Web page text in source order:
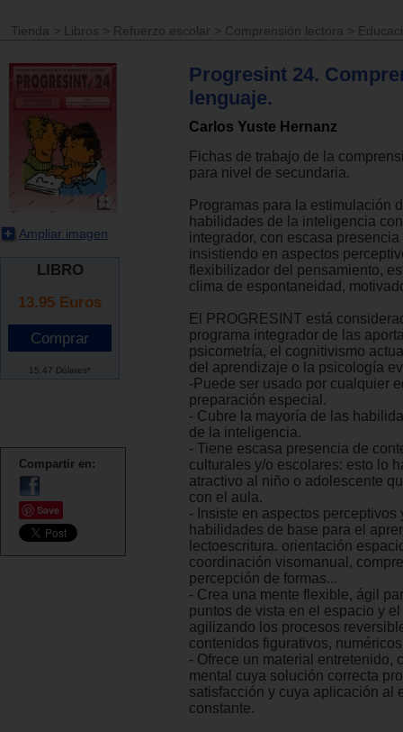
Tienda > Libros > Refuerzo escolar > Comprensión lectora >
Ampliar imagen
LIBRO
13.95 Euros
15.47 Dólares*
Compartir en:
Save
Progresint 24.
lenguaje.
Carlos Yuste Hernanz
Fichas de trabajo de la
para nivel de secundaria.
Programas para la estimulación
habilidades de la inteligencia
integrador, con escasa
insistiendo en aspectos
flexibilizador del pensamiento,
clima de espontaneidad,
El PROGRESINT está
programa integrador de las
psicometría, el cognitivismo
del aprendizaje o la psicología
-Puede ser usado por cualquier
preparación especial.
- Cubre la mayoría de las
de la inteligencia.
- Tiene escasa presencia de
culturales y/o escolares: esto lo
atractivo al niño o adolescente
con el aula.
- Insiste en aspectos perceptivos
habilidades de base para el
lectoescritura. orientación
coordinación visomanual,
percepción de formas...
- Crea una mente flexible, ágil
puntos de vista en el espacio y
agilizando los procesos
contenidos figurativos,
- Ofrece un material entretenido,
mental cuya solución correcta
satisfacción y cuya aplicación al
constante.